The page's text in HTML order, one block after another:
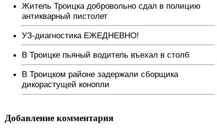
Житель Троицка добровольно сдал в полицию
антикварный пистолет
УЗ-диагностика ЕЖЕДНЕВНО!
В Троицке пьяный водитель въехал в столб
В Троицком районе задержали сборщика
дикорастущей конопли
Добавление комментария